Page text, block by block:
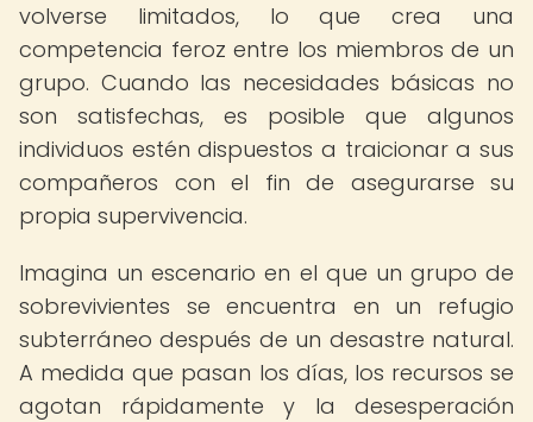
volverse limitados, lo que crea una
competencia feroz entre los miembros de un
grupo. Cuando las necesidades básicas no
son satisfechas, es posible que algunos
individuos estén dispuestos a traicionar a sus
compañeros con el fin de asegurarse su
propia supervivencia.
Imagina un escenario en el que un grupo de
sobrevivientes se encuentra en un refugio
subterráneo después de un desastre natural.
A medida que pasan los días, los recursos se
agotan rápidamente y la desesperación